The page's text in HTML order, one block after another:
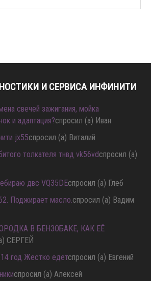
И СЕРВИСА ИНФИНИТИ
свечей зажигания, мойка
и адаптация?спросил (а) Иван
jx55спросил (а) Виталий
толкателя тнвд vk56vdспросил (а)
двс VQ35DEспросил (а) Глеб
Поджирает масло.спросил (а) Вадим
В БЕНЗОБАКЕ, КАК ЕЁ
СЕРГЕЙ
год Жестко едетспросил (а) Евгений
спросил (а) Алексей